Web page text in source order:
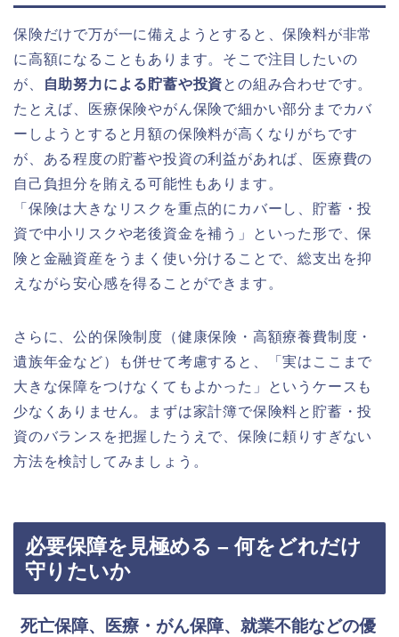
保険だけで万が一に備えようとすると、保険料が非常
に高額になることもあります。そこで注目したいの
が、
自助努力による貯蓄や投資との組み合わせです。
たとえば、医療保険やがん保険で細かい部分までカバ
ーしようとすると月額の保険料が高くなりがちです
が、ある程度の貯蓄や投資の利益があれば、医療費の
自己負担分を賄える可能性もあります。
「保険は大きなリスクを重点的にカバーし、貯蓄・投
資で中小リスクや老後資金を補う」といった形で、保
険と金融資産をうまく使い分けることで、総支出を抑
えながら安心感を得ることができます。
さらに、公的保険制度（健康保険・高額療養費制度・
遺族年金など）も併せて考慮すると、「実はここまで
大きな保障をつけなくてもよかった」というケースも
少なくありません。まずは家計簿で保険料と貯蓄・投
資のバランスを把握したうえで、保険に頼りすぎない
方法を検討してみましょう。
必要保障を見極める – 何をどれだけ
守りたいか
死亡保障、医療・がん保障、就業不能などの優